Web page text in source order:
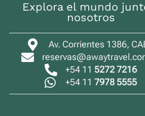
Explora el mundo
nosotros
Av. Corrientes 1386,
+54 11 5272 7216
+54 11 7978 5555